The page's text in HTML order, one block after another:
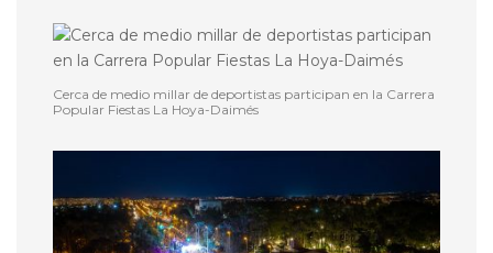
Cerca de medio millar de deportistas participan en la Carrera
Popular Fiestas La Hoya-Daimés